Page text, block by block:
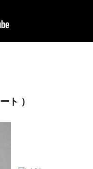
ト ）